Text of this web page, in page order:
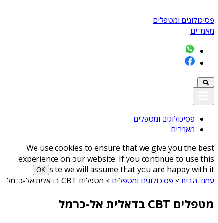
פסיכולוגים ומטפלים
מאמרים
פסיכולוגים ומטפלים
מאמרים
We use cookies to ensure that we give you the best
experience on our website. If you continue to use this
site we will assume that you are happy with it
ОК
עמוד הבית> פסיכולוגים ומטפלים > מטפלים CBT בדאלית אל-כרמל
מטפלים CBT בדאלית אל-כרמל